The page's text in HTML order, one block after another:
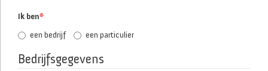
Ik ben*
een bedrijf
een particulier
Bedrijfsgegevens